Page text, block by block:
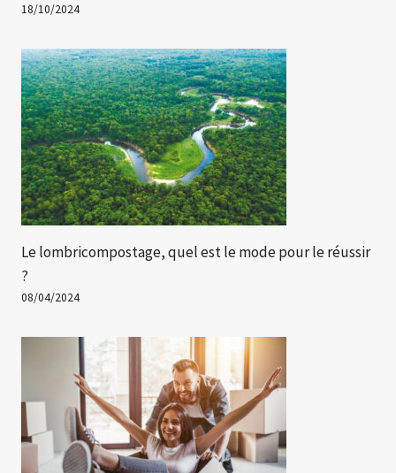
18/10/2024
Le lombricompostage, quel est le mode pour le réussir
?
08/04/2024